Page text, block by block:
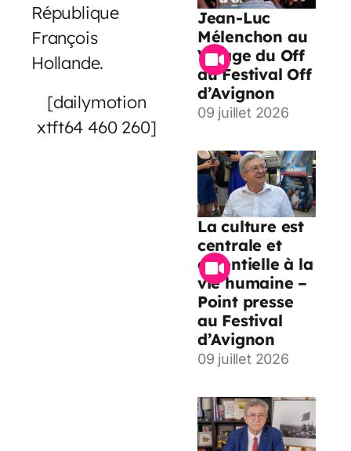
République
François
Hollande.
[dailymotion
xtft64 460 260]
Jean-Luc
Mélenchon au
Village du Off
du Festival Off
d’Avignon
09 juillet 2026
La culture est
centrale et
essentielle à la
vie humaine –
Point presse
au Festival
d’Avignon
09 juillet 2026